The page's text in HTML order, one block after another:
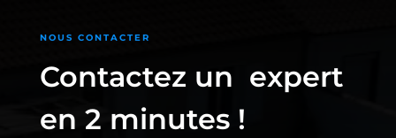
NOUS CONTACTER
Contactez un expert
en 2 minutes !